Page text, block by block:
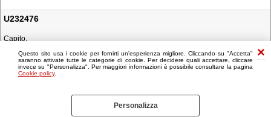
Questo sito usa i cookie per fornirti un'esperienza migliore. Cliccando su "Accetta"
saranno attivate tutte le categorie di cookie. Per decidere quali accettare, cliccare
invece su "Personalizza". Per maggiori informazioni è possibile consultare la pagina
Cookie policy.
Personalizza
U232476
Capito.